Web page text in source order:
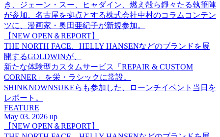
き、ジェーン・スー、ヒャダイン、燃え殻ら錚々たる執筆陣
が参加。名古屋を拠点とする株式会社中村のコラムコンテン
ツに、漫画家・奥田亜紀子が新規参加。
【NEW OPEN＆REPORT】
THE NORTH FACE、HELLY HANSENなどのブランドを展
開するGOLDWINが、
新たな体験型カスタムサービス「REPAIR & CUSTOM
CORNER」を栄・ラシックに常設。
SHINKNOWNSUKEらも参加した、ローンチイベント当日を
レポート。
FEATURE
May 03. 2026 up
【NEW OPEN＆REPORT】